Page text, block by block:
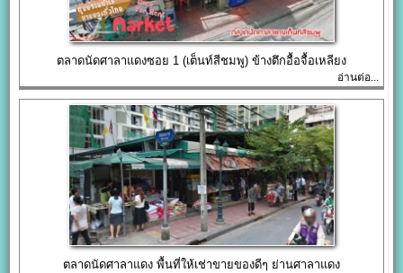
ตลาดนัดศาลาแดงซอย 1 (เต็นท์สีชมพู) ข้างตึกอื้อจื้อเหลียง
อ่านต่อ...
ตลาดนัดศาลาแดง พื้นที่ให้เช่าขายของดีๆ ย่านศาลาแดง